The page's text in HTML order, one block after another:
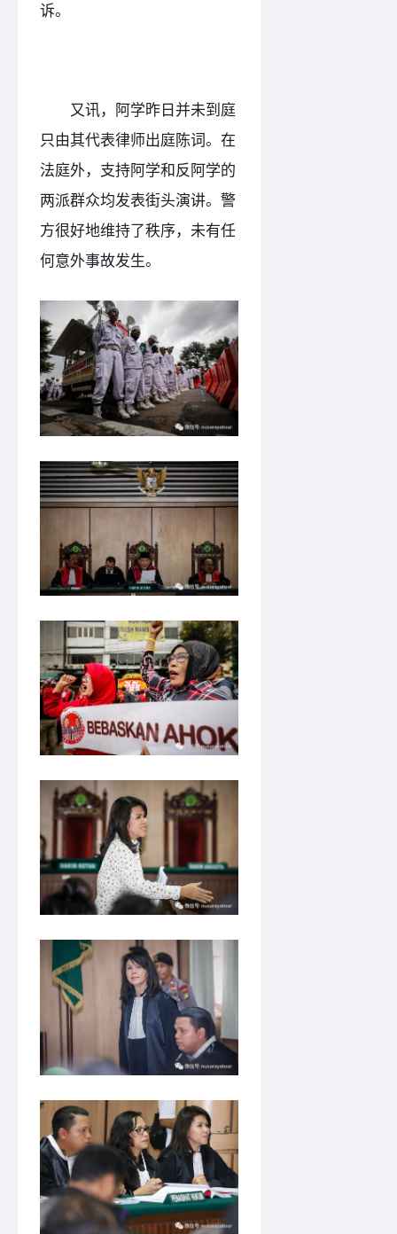
诉。
又讯，阿学昨日并未到庭
只由其代表律师出庭陈词。在
法庭外，支持阿学和反阿学的
两派群众均发表街头演讲。警
方很好地维持了秩序，未有任
何意外事故发生。